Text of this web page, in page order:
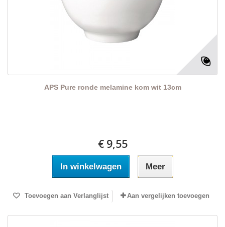
APS Pure ronde melamine kom wit 13cm
€ 9,55
In winkelwagen Meer
Toevoegen aan Verlanglijst Aan vergelijken toevoegen